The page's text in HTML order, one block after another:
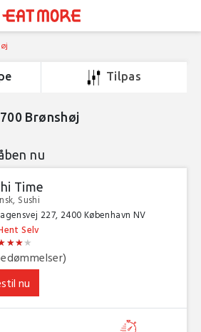
Tilpas
Brønshøj
nu
Time
Sushi
227, 2400 København NV
Selv
★★★
★★★
nu